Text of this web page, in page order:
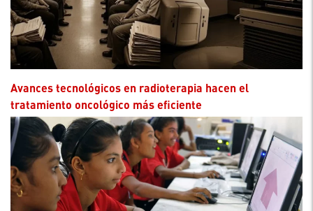
Avances tecnológicos en radioterapia hacen el
tratamiento oncológico más eficiente